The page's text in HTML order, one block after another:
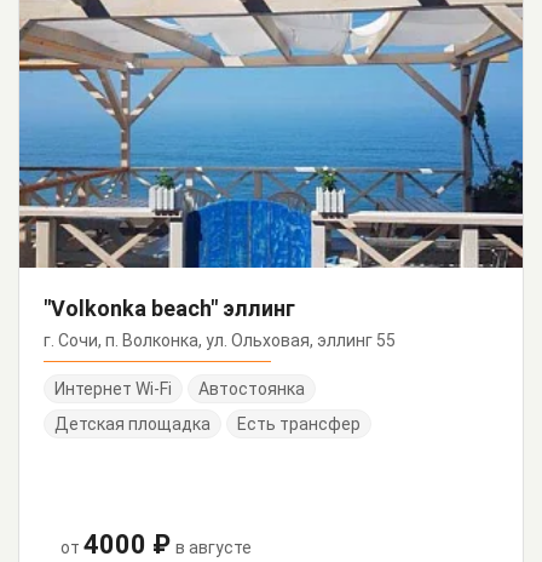
"Volkonka beach" эллинг
г. Сочи, п. Волконка, ул. Ольховая, эллинг 55
Интернет Wi-Fi
Автостоянка
Детская площадка
Есть трансфер
от 4000 ₽ в августе